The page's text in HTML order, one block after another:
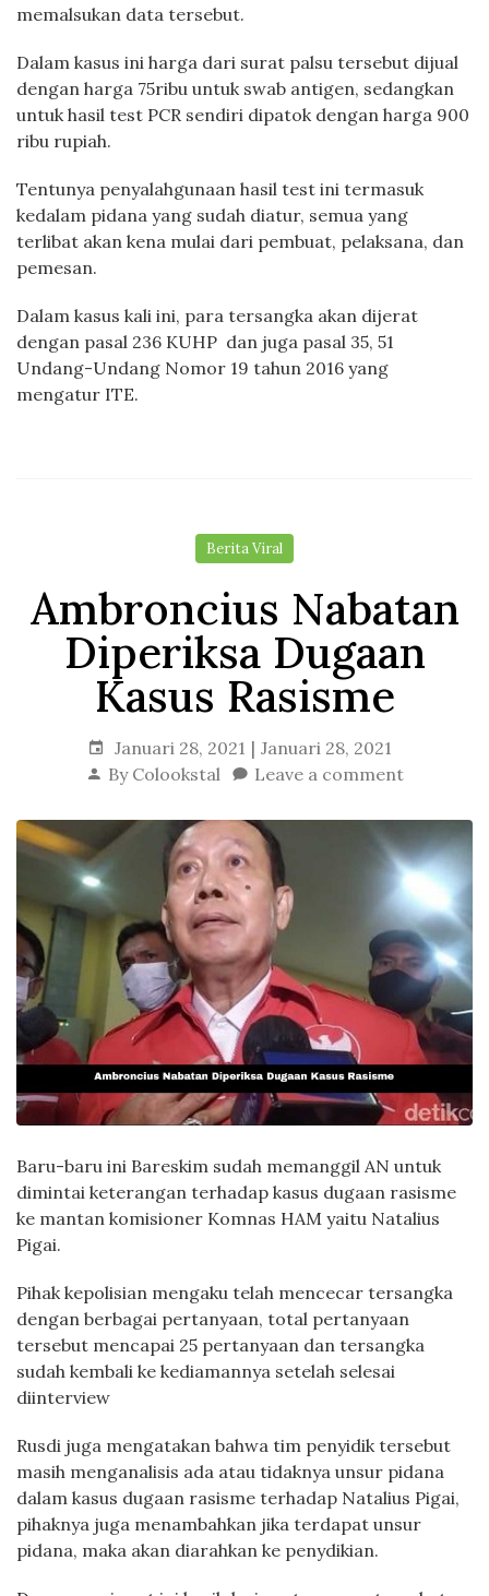
memalsukan data tersebut.
Dalam kasus ini harga dari surat palsu tersebut dijual
dengan harga 75ribu untuk swab antigen, sedangkan
untuk hasil test PCR sendiri dipatok dengan harga 900
ribu rupiah.
Tentunya penyalahgunaan hasil test ini termasuk
kedalam pidana yang sudah diatur, semua yang
terlibat akan kena mulai dari pembuat, pelaksana, dan
pemesan.
Dalam kasus kali ini, para tersangka akan dijerat
dengan pasal 236 KUHP dan juga pasal 35, 51
Undang-Undang Nomor 19 tahun 2016 yang
mengatur ITE.
Berita Viral
Ambroncius Nabatan
Diperiksa Dugaan
Kasus Rasisme
Januari 28, 2021
Januari 28, 2021
By Colookstal Leave a comment
Baru-baru ini Bareskim sudah memanggil AN untuk
dimintai keterangan terhadap kasus dugaan rasisme
ke mantan komisioner Komnas HAM yaitu Natalius
Pigai.
Pihak kepolisian mengaku telah mencecar tersangka
dengan berbagai pertanyaan, total pertanyaan
tersebut mencapai 25 pertanyaan dan tersangka
sudah kembali ke kediamannya setelah selesai
diinterview
Rusdi juga mengatakan bahwa tim penyidik tersebut
masih menganalisis ada atau tidaknya unsur pidana
dalam kasus dugaan rasisme terhadap Natalius Pigai,
pihaknya juga menambahkan jika terdapat unsur
pidana, maka akan diarahkan ke penydikian.